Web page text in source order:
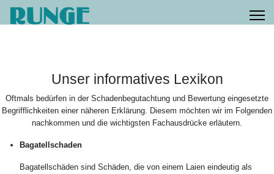
Unser informatives Lexikon
Oftmals bedürfen in der Schadenbegutachtung und Bewertung eingesetzte
Begrifflichkeiten einer näheren Erklärung. Diesem möchten wir im Folgenden
nachkommen und die wichtigsten Fachausdrücke erläutern.
Bagatellschaden
Bagatellschäden sind Schäden, die von einem Laien eindeutig als